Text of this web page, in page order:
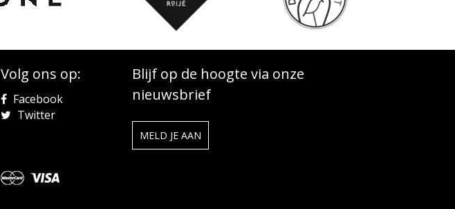
Volg ons op:
Facebook
Twitter
Blijf op de hoogte via onze
nieuwsbrief
MELD JE AAN